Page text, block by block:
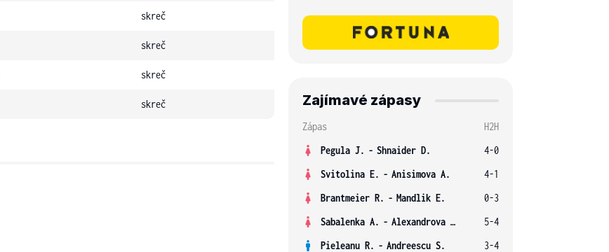
skreč
skreč
skreč
skreč Zajímavé zápasy
Zápas
H2H
Pegula J. - Shnaider D.
4-0
Svitolina E. - Anisimova A.
4-1
Brantmeier R. - Mandlik E.
0-3
Sabalenka A. - Alexandrova E.
5-4
Pieleanu R. - Andreescu S.
3-4